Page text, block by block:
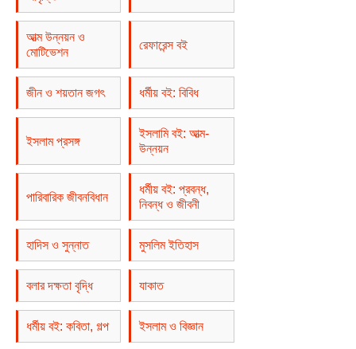
আত্ম উন্নয়ন ও
মোটিভেশন
রেফারেন্স বই
জীন ও শয়তান জগৎ ধর্মীয় বই: বিবিধ
ইসলাম প্রসঙ্গ
ইসলামি বই: আত্ম-
উন্নয়ন
পারিবারিক জীবনবিধান
ধর্মীয় বই: প্রবন্ধ,
নিবন্ধ ও জীবনী
হাদিস ও সুন্নাত মুসলিম ইতিহাস
বলার দক্ষতা বৃদ্ধি যাকাত
ধর্মীয় বই: কবিতা, গল্প ইসলাম ও বিজ্ঞান